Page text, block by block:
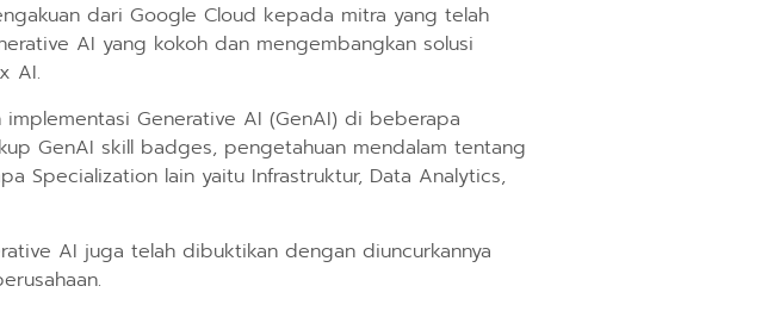
dari Google Cloud kepada mitra yang telah
AI yang kokoh dan mengembangkan solusi
AI.
Generative AI (GenAI) di beberapa
GenAI skill badges, pengetahuan mendalam tentang
Specialization lain yaitu Infrastruktur, Data Analytics,
AI juga telah dibuktikan dengan diuncurkannya